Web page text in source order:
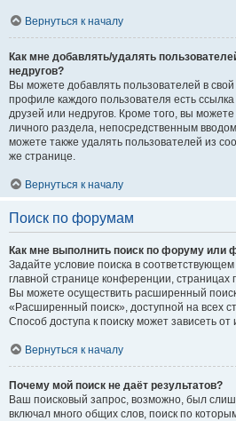
Вернуться к началу
Как мне добавлять/удалять
недругов?
Вы можете добавлять пользователей в
профиле каждого пользователя есть
друзей или недругов. Кроме того, вы
личного раздела, непосредственным
можете также удалять пользователей из
же странице.
Вернуться к началу
Поиск по форумам
Как мне выполнить поиск по форуму или
Задайте условие поиска в
главной странице конференции,
Вы можете осуществить расширенный
«Расширенный поиск», доступной на всех
Способ доступа к поиску может зависеть от
Вернуться к началу
Почему мой поиск не даёт результатов?
Ваш поисковый запрос, возможно, был
включал много общих слов, поиск по